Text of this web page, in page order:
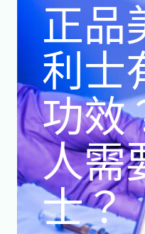
正品
利士
功效
人需
士？